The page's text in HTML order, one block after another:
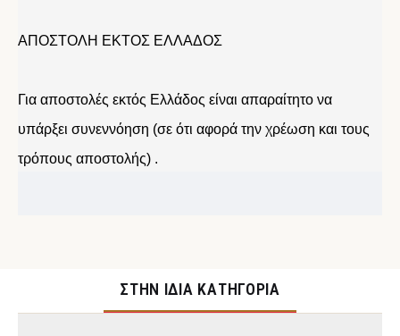
ΑΠΟΣΤΟΛΗ ΕΚΤΟΣ ΕΛΛΑΔΟΣ
Για αποστολές εκτός Ελλάδος είναι απαραίτητο να
υπάρξει συνεννόηση (σε ότι αφορά την χρέωση και τους
τρόπους αποστολής) .
ΣΤΉΝ ΊΔΙΑ ΚΑΤΗΓΟΡΊΑ